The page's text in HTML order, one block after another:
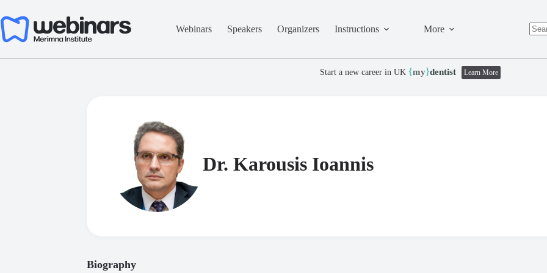
to
content
Webinars Speakers Organizers Instructions
More
Start a new career in UK {my}dentist Learn More
Dr. Karousis Ioannis
Biography